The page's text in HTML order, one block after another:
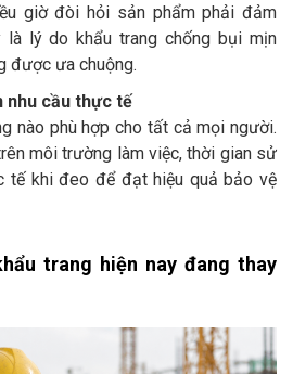
giờ đòi hỏi sản phẩm phải đảm
lý do khẩu trang chống bụi mịn
được ưa chuộng.
nhu cầu thực tế
nào phù hợp cho tất cả mọi người.
môi trường làm việc, thời gian sử
tế khi đeo để đạt hiệu quả bảo vệ
trang hiện nay đang thay